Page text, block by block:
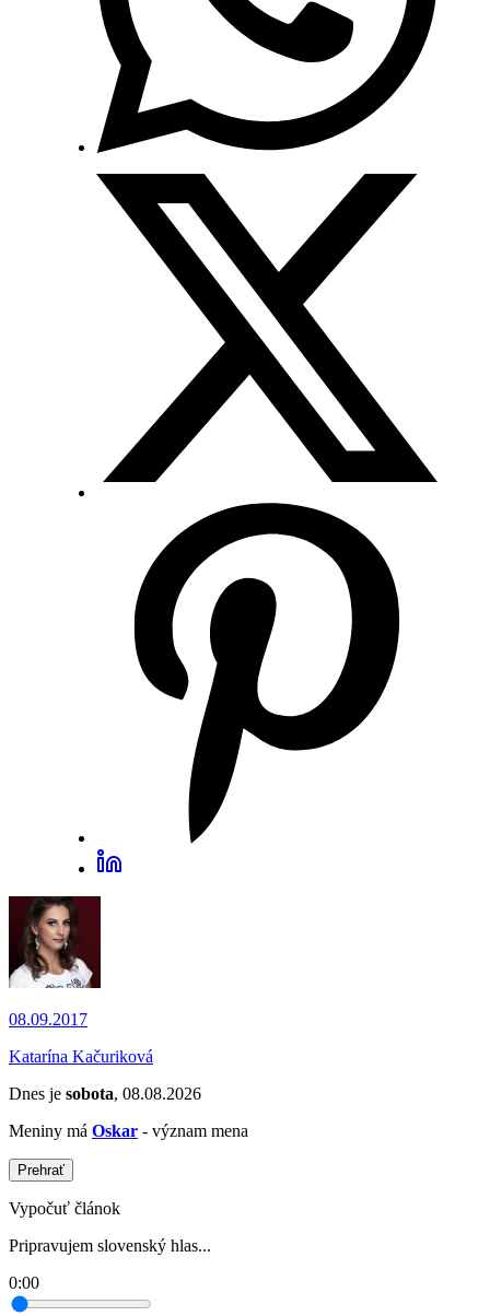
08.09.2017
Katarína Kačuriková
Dnes je sobota, 08.08.2026
Meniny má Oskar - význam mena
Prehrať
Vypočuť článok
Pripravujem slovenský hlas...
0:00